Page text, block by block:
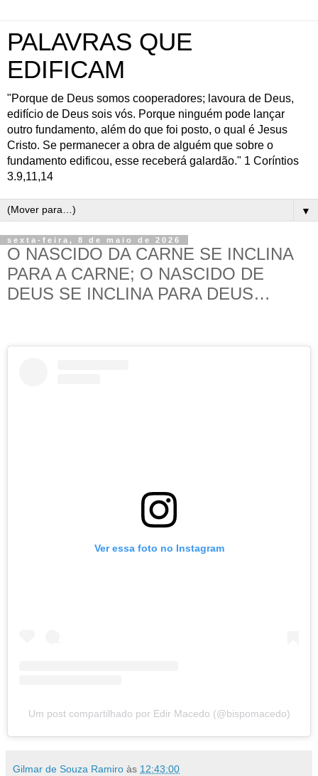
PALAVRAS QUE
EDIFICAM
"Porque de Deus somos cooperadores; lavoura de Deus,
edifício de Deus sois vós. Porque ninguém pode lançar
outro fundamento, além do que foi posto, o qual é Jesus
Cristo. Se permanecer a obra de alguém que sobre o
fundamento edificou, esse receberá galardão." 1 Coríntios
3.9,11,14
▼
sexta-feira, 8 de maio de 2026
O NASCIDO DA CARNE SE INCLINA
PARA A CARNE; O NASCIDO DE
DEUS SE INCLINA PARA DEUS…
Ver essa foto no Instagram
Um post compartilhado por Edir Macedo (@bispomacedo)
Gilmar de Souza Ramiro às 12:43:00